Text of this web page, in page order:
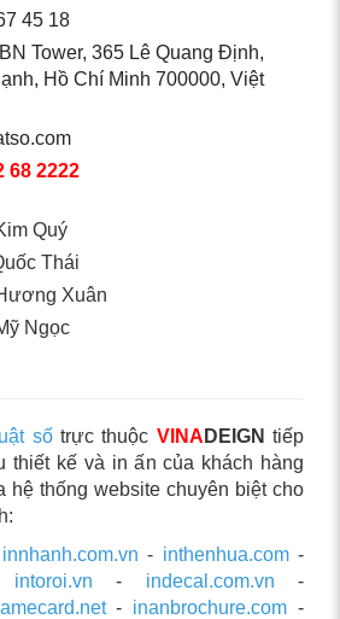
45 18
Tower, 365 Lê Quang Định,
Hồ Chí Minh 700000, Việt
68 2222
Quý
Thái
Xuân
Ngọc
sốtrực thuộc VINA DEIGN tiếp
thiết kế và in ấn của khách hàng
hệ thống website chuyên biệt cho
innhanh.com.vn - inthenhua.com-
intoroi.vn - indecal.com.vn -
- inanbrochure.com -